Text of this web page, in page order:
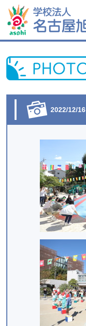
2022/12/16